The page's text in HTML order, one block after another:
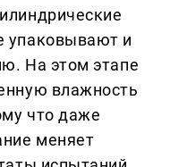
упаковывают и
На этом этапе
влажность
что даже
меняет